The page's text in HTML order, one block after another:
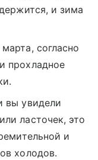
и зима
согласно
прохладное
вы увидели
ласточек, это
и
холодов.